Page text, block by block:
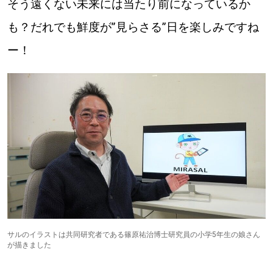
そう遠くない未来には当たり前になっているか
も？だれでも鮮度が”見らさる”日を楽しみですね
ー！
サルのイラストは共同研究者である篠原祐治博士研究員の小学5年生の娘さん
が描きました